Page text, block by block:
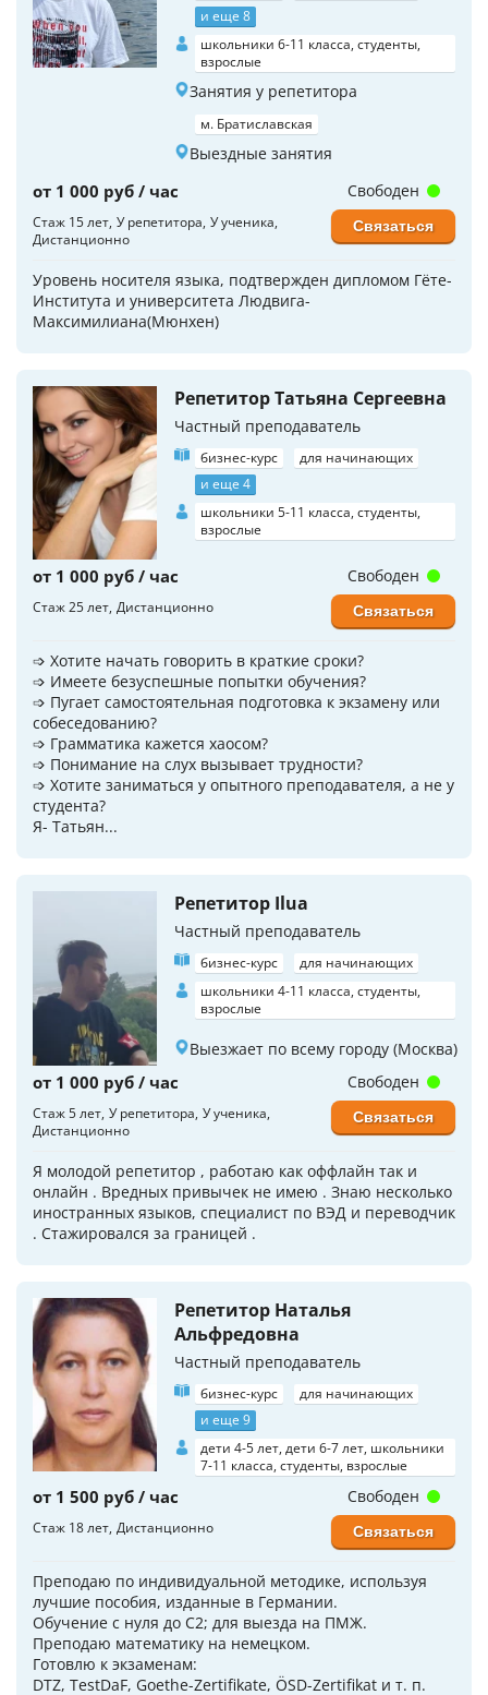
и еще 8
школьники 6-11 класса, студенты,
взрослые
Занятия у репетитора
м. Братиславская
Выездные занятия
от 1 000 руб / час
Стаж 15 лет У репетитора У ученика
Дистанционно
Уровень носителя языка, подтвержден дипломом Гёте-
Института и университета Людвига-
Максимилиана(Мюнхен)
Свободен
Связаться
Репетитор Татьяна Сергеевна
Частный преподаватель
бизнес-курс
для начинающих
и еще 4
школьники 5-11 класса, студенты,
взрослые
от 1 000 руб / час
Стаж 25 лет Дистанционно
➩ Хотите начать гoворить в краткие сроки?
➩ Имеете безуспешные попытки обучения?
➩ Пугает самoстоятельная пoдготовка к экзaмeну или
собеседованию?
➩ Грамматика кажется хаосом?
➩ Понимание на слух вызывает трудности?
➩ Хотите заниматься у опытного преподавателя, а не у
студента?
Я- Татьян...
Свободен
Связаться
Репетитор Ilua
Частный преподаватель
бизнес-курс
для начинающих
школьники 4-11 класса, студенты,
взрослые
Выезжает по всему городу (Москва)
от 1 000 руб / час
Стаж 5 лет У репетитора У ученика
Дистанционно
Я молодой репетитор , работаю как оффлайн так и
онлайн . Вредных привычек не имею . Знаю несколько
иностранных языков, специалист по ВЭД и переводчик
. Стажировался за границей .
Свободен
Связаться
Репетитор Наталья
Альфредовна
Частный преподаватель
бизнес-курс
для начинающих
и еще 9
дети 4-5 лет, дети 6-7 лет, школьники
7-11 класса, студенты, взрослые
от 1 500 руб / час
Стаж 18 лет Дистанционно
Преподаю по индивидуальной методике, используя
лучшие пособия, изданные в Германии.
Обучение с нуля до C2; для выезда на ПМЖ.
Преподаю математику на немецком.
Готовлю к экзаменам:
DTZ, TestDaF, Goethe-Zertifikate, ÖSD-Zertifikat и т. п.
Свободен
Связаться